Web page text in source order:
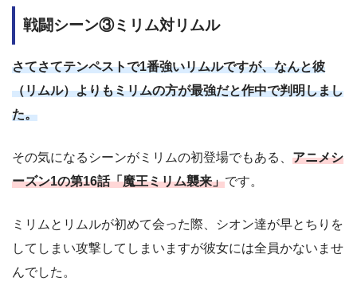
戦闘シーン③ミリム対リムル
さてさてテンペストで1番強いリムルですが、なんと彼
（リムル）よりもミリムの方が最強だと作中で判明しまし
た。
その気になるシーンがミリムの初登場でもある、 アニメシ
ーズン1の第16話「魔王ミリム襲来」です。
ミリムとリムルが初めて会った際、シオン達が早とちりを
してしまい攻撃してしまいますが彼女には全員かないませ
んでした。